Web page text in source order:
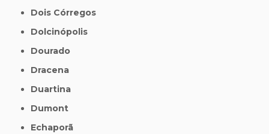
Dois Córregos
Dolcinópolis
Dourado
Dracena
Duartina
Dumont
Echaporã